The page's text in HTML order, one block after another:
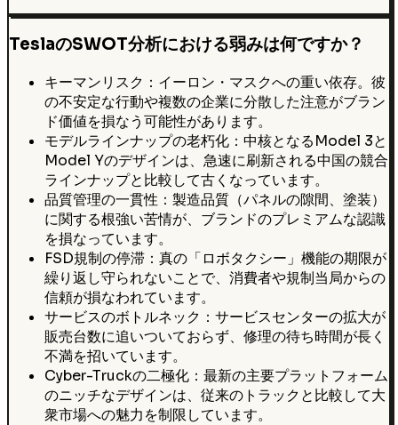
TeslaのSWOT分析における弱みは何ですか？
キーマンリスク：イーロン・マスクへの重い依存。彼
の不安定な行動や複数の企業に分散した注意がブラン
ド価値を損なう可能性があります。
モデルラインナップの老朽化：中核となるModel 3と
Model Yのデザインは、急速に刷新される中国の競合
ラインナップと比較して古くなっています。
品質管理の一貫性：製造品質（パネルの隙間、塗装）
に関する根強い苦情が、ブランドのプレミアムな認識
を損なっています。
FSD規制の停滞：真の「ロボタクシー」機能の期限が
繰り返し守られないことで、消費者や規制当局からの
信頼が損なわれています。
サービスのボトルネック：サービスセンターの拡大が
販売台数に追いついておらず、修理の待ち時間が長く
不満を招いています。
Cyber-Truckの二極化：最新の主要プラットフォーム
のニッチなデザインは、従来のトラックと比較して大
衆市場への魅力を制限しています。